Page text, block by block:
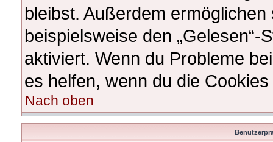
bleibst. Außerdem
beispielsweise den
aktiviert. Wenn du Probleme
es helfen, wenn du die
Nach oben